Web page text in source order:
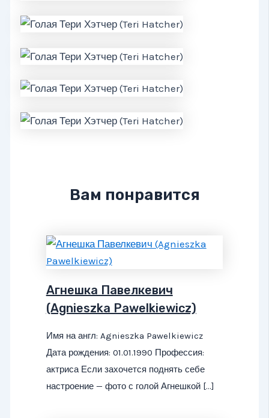
Вам понравится
Агнешка Павелкевич
(Agnieszka Pawelkiewicz)
Имя на англ: Agnieszka Pawelkiewicz
Дата рождения: 01.01.1990 Профессия:
актриса Если захочется поднять себе
настроение — фото с голой Агнешкой […]